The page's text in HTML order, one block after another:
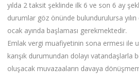
yılda 2 taksit şeklinde ilk 6 ve son 6 ay
durumlar göz önünde bulundurulursa
ocak ayında başlaması gerekmektedir.
Emlak vergi muafiyetinin sona ermesi ile
karışık durumundan dolayı vatandaşlarla
oluşacak muvazaaların davaya